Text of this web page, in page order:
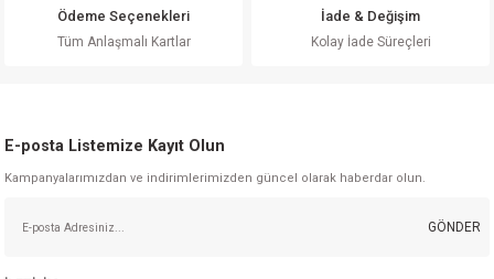
Bu ürüne benzer farklı alternatifler olmalı.
Gönder
Ödeme Seçenekleri
Tüm Anlaşmalı Kartlar
İade & Değişim
Kolay İade Süreçleri
E-posta Listemize Kayıt Olun
Kampanyalarımızdan ve indirimlerimizden güncel olarak haberdar olun.
GÖNDER